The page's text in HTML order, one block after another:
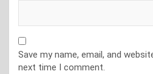
Save my name, email, and
next time I comment.